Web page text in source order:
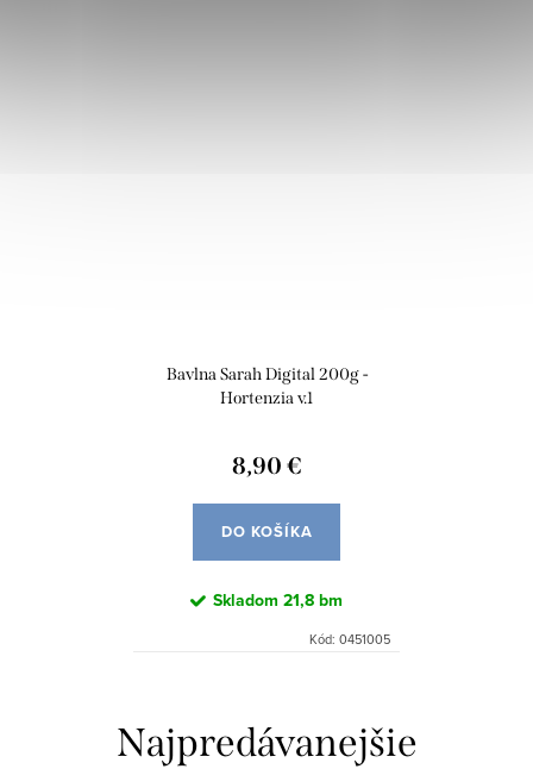
Bavlna Sarah Digital 200g -
Hortenzia v.1
8,90 €
DO KOŠÍKA
Skladom 21,8 bm
Kód: 0451005
Najpredávanejšie